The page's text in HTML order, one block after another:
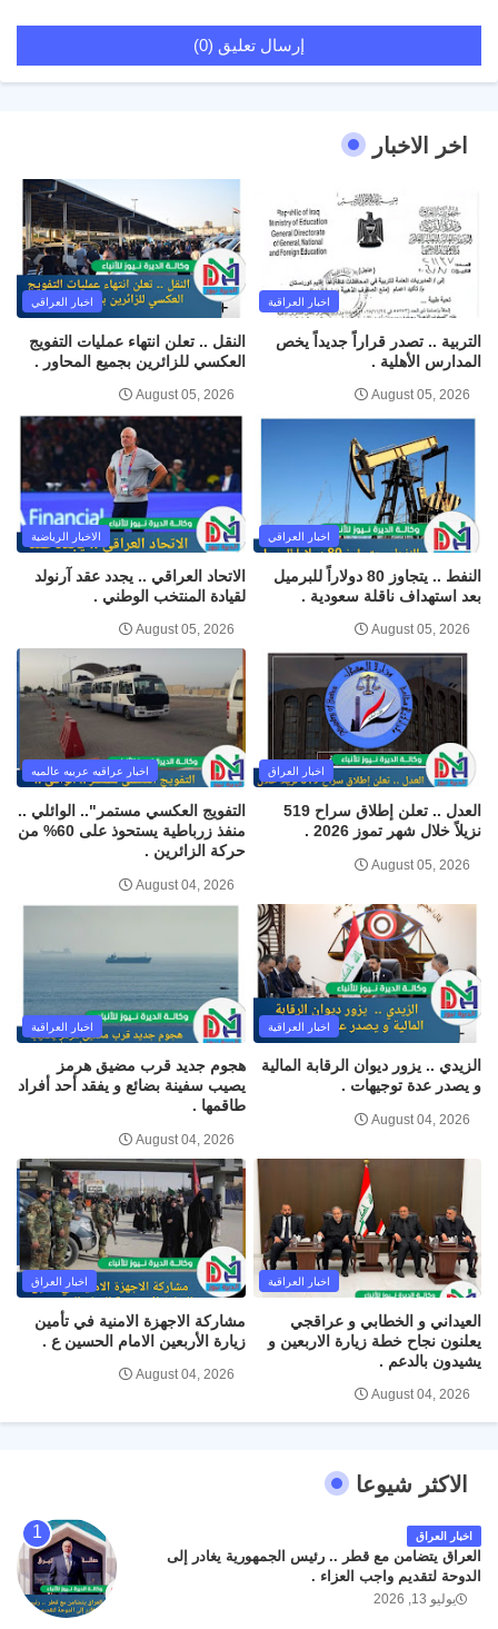
إرسال تعليق (0)
اخر الاخبار
اخبار العراقية
التربية .. تصدر قراراً جديداً يخص
المدارس الأهلية .
August 05, 2026
اخبار العراقي
النقل .. تعلن انتهاء عمليات التفويج
العكسي للزائرين بجميع المحاور .
August 05, 2026
اخبار العراقي
النفط .. يتجاوز 80 دولاراً للبرميل
بعد استهداف ناقلة سعودية .
August 05, 2026
الاخبار الرياضية
الاتحاد العراقي .. يجدد عقد آرنولد
لقيادة المنتخب الوطني .
August 05, 2026
اخبار العراق
العدل .. تعلن إطلاق سراح 519
نزيلاً خلال شهر تموز 2026 .
August 05, 2026
اخبار عراقيه عربيه عالميه
التفويج العكسي مستمر".. الوائلي ..
منفذ زرباطية يستحوذ على 60% من
حركة الزائرين .
August 04, 2026
اخبار العراقية
الزيدي .. يزور ديوان الرقابة المالية
و يصدر عدة توجيهات .
August 04, 2026
اخبار العراقية
هجوم جديد قرب مضيق هرمز
يصيب سفينة بضائع و يفقد أحد أفراد
طاقمها .
August 04, 2026
اخبار العراقية
العيداني و الخطابي و عراقجي
يعلنون نجاح خطة زيارة الاربعين و
يشيدون بالدعم .
August 04, 2026
اخبار العراق
مشاركة الاجهزة الامنية في تأمين
زيارة الأربعين الامام الحسين ع .
August 04, 2026
الاكثر شيوعا
اخبار العراق
العراق يتضامن مع قطر .. رئيس الجمهورية يغادر إلى
الدوحة لتقديم واجب العزاء .
يوليو 13, 2026